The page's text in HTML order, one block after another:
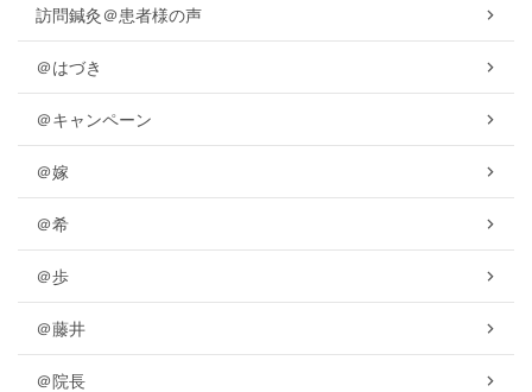
訪問鍼灸＠患者様の声
＠はづき
＠キャンペーン
＠嫁
＠希
＠歩
＠藤井
＠院長